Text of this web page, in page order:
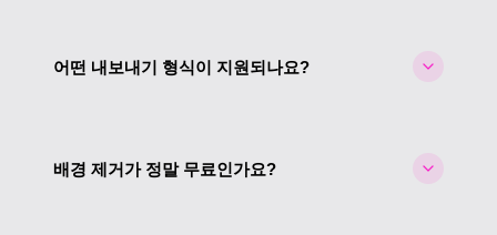
무료로 배경을 제거하거나, 서버 측 AI 도구를 사용해
어떤 내보내기 형식이 지원되나요?
간(150 DPI), 높음(300 DPI) 품질로 내보낼 수 있습니
배경 제거가 정말 무료인가요?